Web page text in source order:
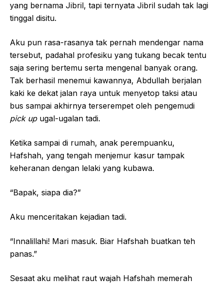
yang bernama Jibril, tapi ternyata Jibril sudah tak lagi
tinggal disitu.
Aku pun rasa-rasanya tak pernah mendengar nama
tersebut, padahal profesiku yang tukang becak tentu
saja sering bertemu serta mengenal banyak orang.
Tak berhasil menemui kawannya, Abdullah berjalan
kaki ke dekat jalan raya untuk menyetop taksi atau
bus sampai akhirnya terserempet oleh pengemudi
pick upugal-ugalan tadi.
Ketika sampai di rumah, anak perempuanku,
Hafshah, yang tengah menjemur kasur tampak
keheranan dengan lelaki yang kubawa.
“Bapak, siapa dia?”
Aku menceritakan kejadian tadi.
“Innalillahi! Mari masuk. Biar Hafshah buatkan teh
panas.”
Sesaat aku melihat raut wajah Hafshah memerah